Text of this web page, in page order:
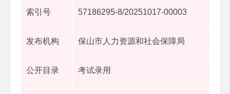
索引号 57186295-8/20251017-00003
发布机构 保山市人力资源和社会保障局
公开目录 考试录用